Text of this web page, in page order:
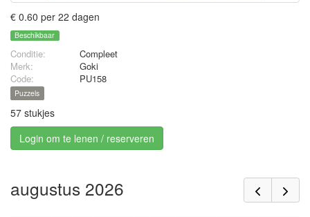
€ 0.60 per 22 dagen
Beschikbaar
Conditie:
Compleet
Merk:
Goki
Code:
PU158
Puzzels
57 stukjes
Login om te lenen / reserveren
augustus 2026